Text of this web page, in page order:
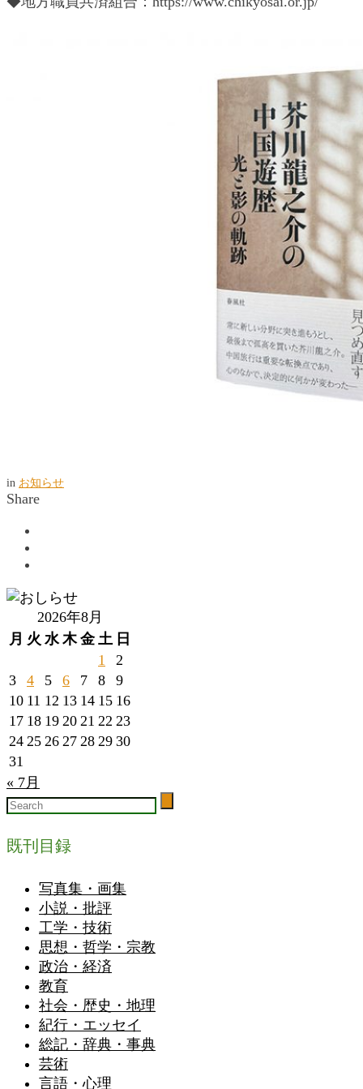
in お知らせ
Share
2026年8月
月 火 水 木 金 土 日
1
2
3
4 5 6 7 8
9
10 11 12 13 14 15 16
17 18 19 20 21 22 23
24 25 26 27 28 29 30
31
« 7月
既刊目録
写真集・画集
小説・批評
工学・技術
思想・哲学・宗教
政治・経済
教育
社会・歴史・地理
紀行・エッセイ
総記・辞典・事典
芸術
言語・心理